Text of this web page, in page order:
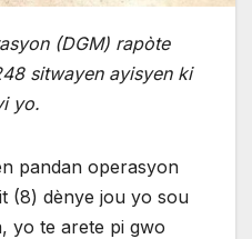
(DGM) rapòte
sitwayen ayisyen ki
yo.
pandan operasyon
(8) dènye jou yo sou
yo te arete pi gwo